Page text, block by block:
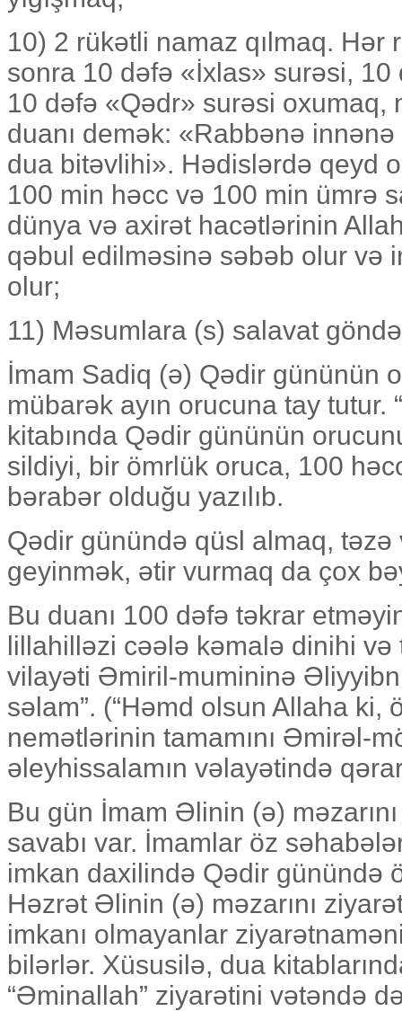
10) 2 rükətli namaz qılmaq. Hər
sonra 10 dəfə «İxlas» surəsi,
10 dəfə «Qədr» surəsi oxumaq,
duanı demək: «Rabbənə
dua bitəvlihi». Hədislərdə qeyd
100 min həcc və 100 min ümrə
dünya və axirət hacətlərinin
qəbul edilməsinə səbəb olur və
olur;
11) Məsumlara (s) salavat
İmam Sadiq (ə) Qədir gününün
mübarək ayın orucuna tay tutur.
kitabında Qədir gününün
sildiyi, bir ömrlük oruca, 100
bərabər olduğu yazılıb.
Qədir günündə qüsl almaq,
geyinmək, ətir vurmaq da çox
Bu duanı 100 dəfə təkrar
lillahilləzi cəələ kəmalə dinihi
vilayəti Əmiril-mumininə
səlam”. (“Həmd olsun Allaha ki,
nemətlərinin tamamını Əmirəl-
əleyhissalamın vəlayətində
Bu gün İmam Əlinin (ə)
savabı var. İmamlar öz
imkan daxilində Qədir günündə
Həzrət Əlinin (ə) məzarını
imkanı olmayanlar
bilərlər. Xüsusilə, dua
“Əminallah” ziyarətini vətəndə